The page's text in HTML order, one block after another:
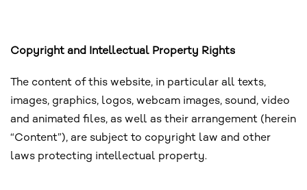
Copyright and Intellectual Property Rights
The content of this website, in particular all texts,
images, graphics, logos, webcam images, sound, video
and animated files, as well as their arrangement (herein
“Content”), are subject to copyright law and other
laws protecting intellectual property.